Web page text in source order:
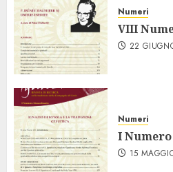
Numeri
VIII
22
Numeri
I
15